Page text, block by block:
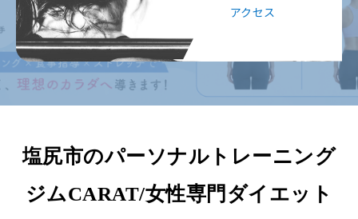
アクセス
塩尻市のパーソナルトレーニング
ジムCARAT/女性専門ダイエット